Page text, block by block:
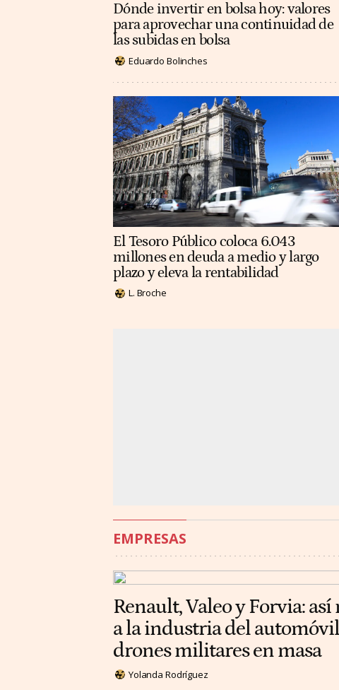
Dónde invertir en bolsa hoy: valores
para aprovechar una continuidad de
las subidas en bolsa
Eduardo Bolinches
El Tesoro Público coloca 6.043
millones en deuda a medio y largo
plazo y eleva la rentabilidad
L. Broche
EMPRESAS
Renault, Valeo y Forvia:
a la industria del
drones militares en masa
Yolanda Rodríguez